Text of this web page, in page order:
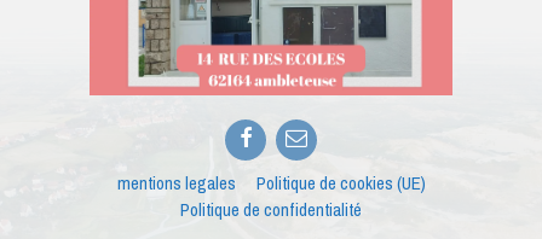
Facebook
E-
mail
mentions legales
Politique de cookies (UE)
Politique de confidentialité